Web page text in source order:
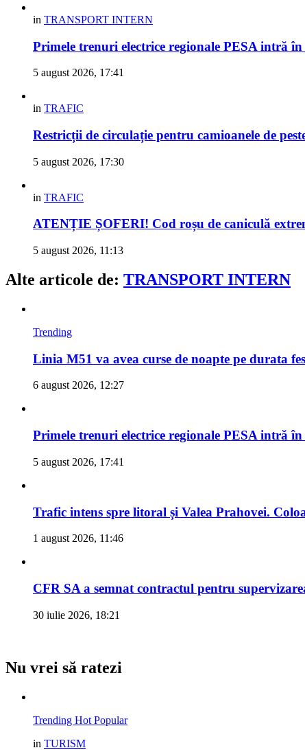
in TRANSPORT INTERN
Primele trenuri electrice regionale PESA intră
5 august 2026, 17:41
in TRAFIC
Restricții de circulație pentru camioanele de
5 august 2026, 17:30
in TRAFIC
ATENȚIE ȘOFERI! Cod roșu de caniculă
5 august 2026, 11:13
Alte articole de: TRANSPORT INTERN
Trending
Linia M51 va avea curse de noapte pe durata
6 august 2026, 12:27
Primele trenuri electrice regionale PESA intră
5 august 2026, 17:41
Trafic intens spre litoral și Valea Prahovei.
1 august 2026, 11:46
CFR SA a semnat contractul pentru
30 iulie 2026, 18:21
Nu vrei să ratezi
Trending Hot Popular
in TURISM